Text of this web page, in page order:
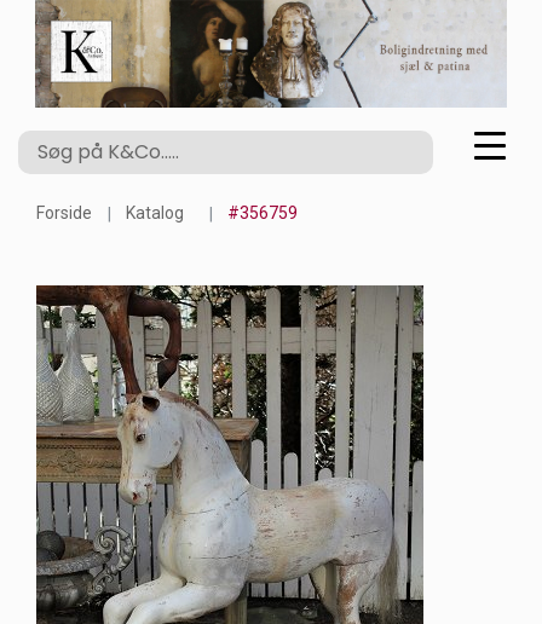
Forside Katalog #356759